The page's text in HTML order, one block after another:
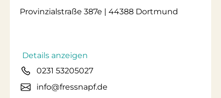
Provinzialstraße 387e | 44388 Dortmund
Details anzeigen
0231 53205027
info@fressnapf.de